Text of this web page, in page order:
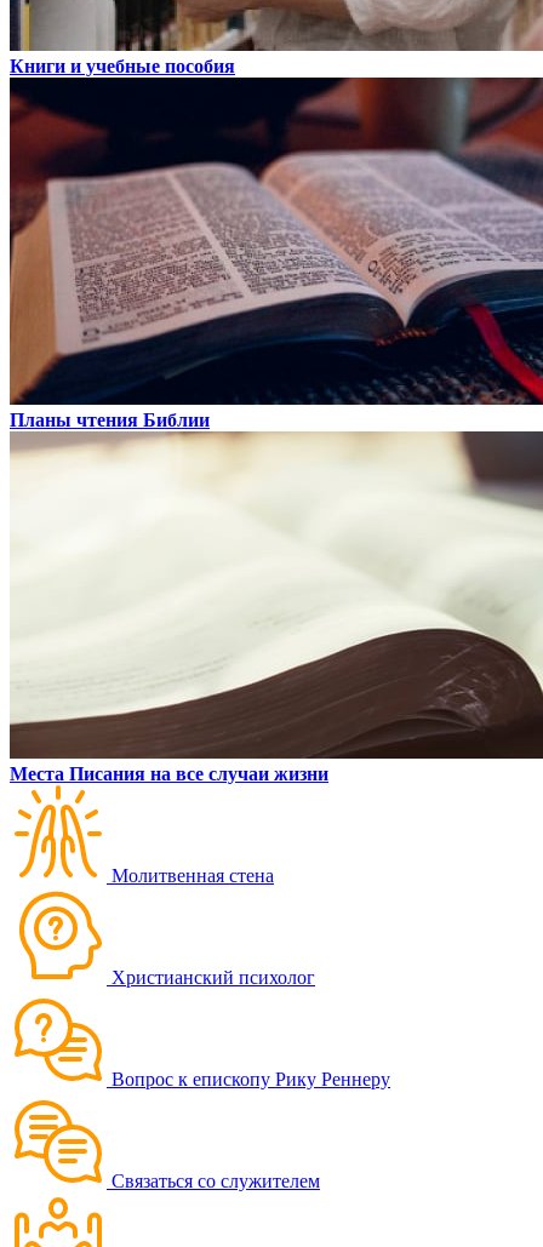
Книги и учебные пособия
Планы чтения Библии
Места Писания на все случаи жизни
Молитвенная стена
Христианский психолог
Вопрос к епископу Рику Реннеру
Связаться со служителем